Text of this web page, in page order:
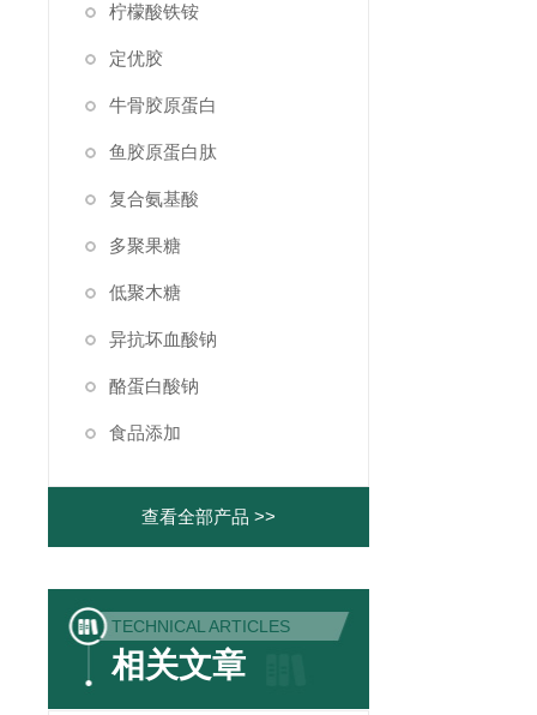
柠檬酸铁铵
定优胶
牛骨胶原蛋白
鱼胶原蛋白肽
复合氨基酸
多聚果糖
低聚木糖
异抗坏血酸钠
酪蛋白酸钠
食品添加
查看全部产品 >>
TECHNICAL ARTICLES
相关文章